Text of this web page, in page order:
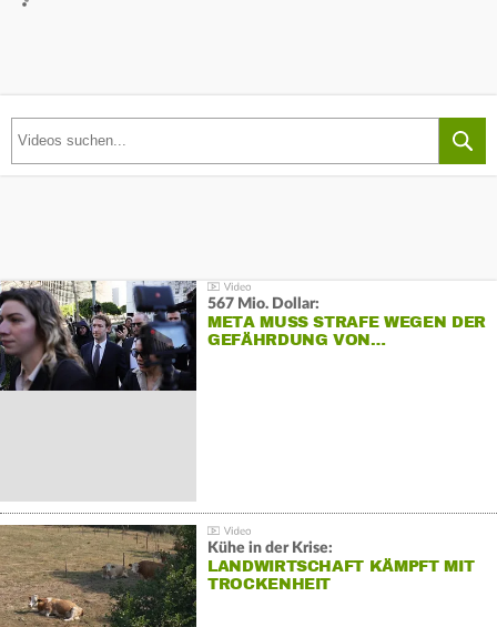
567 Mio. Dollar:
META MUSS STRAFE WEGEN DER
GEFÄHRDUNG VON…
Kühe in der Krise:
LANDWIRTSCHAFT KÄMPFT MIT
TROCKENHEIT